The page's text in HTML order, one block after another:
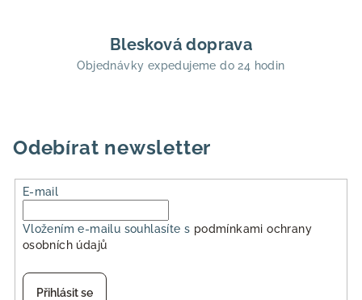
k
y
i
u
Blesková doprava
Objednávky expedujeme do 24 hodin
Odebírat newsletter
E-mail
Vložením e-mailu souhlasíte s podmínkami ochrany
osobních údajů
Přihlásit se